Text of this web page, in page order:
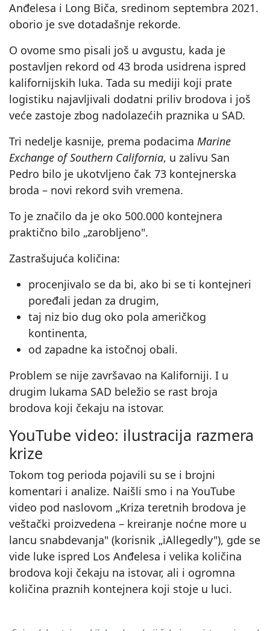
Anđelesa i Long Biča, sredinom septembra 2021.
oborio je sve dotadašnje rekorde.
O ovome smo pisali još u avgustu, kada je
postavljen rekord od 43 broda usidrena ispred
kalifornijskih luka. Tada su mediji koji prate
logistiku najavljivali dodatni priliv brodova i još
veće zastoje zbog nadolazećih praznika u SAD.
Tri nedelje kasnije, prema podacima Marine
Exchange of Southern California, u zalivu San
Pedro bilo je ukotvljeno čak 73 kontejnerska
broda – novi rekord svih vremena.
To je značilo da je oko 500.000 kontejnera
praktično bilo „zarobljeno".
Zastrašujuća količina:
procenjivalo se da bi, ako bi se ti kontejneri
poređali jedan za drugim,
taj niz bio dug oko pola američkog
kontinenta,
od zapadne ka istočnoj obali.
Problem se nije završavao na Kaliforniji. I u
drugim lukama SAD beležio se rast broja
brodova koji čekaju na istovar.
YouTube video: ilustracija razmera
krize
Tokom tog perioda pojavili su se i brojni
komentari i analize. Naišli smo i na YouTube
video pod naslovom „Kriza teretnih brodova je
veštački proizvedena – kreiranje noćne more u
lancu snabdevanja" (korisnik „iAllegedly"), gde se
vide luke ispred Los Anđelesa i velika količina
brodova koji čekaju na istovar, ali i ogromna
količina praznih kontejnera koji stoje u luci.
▶